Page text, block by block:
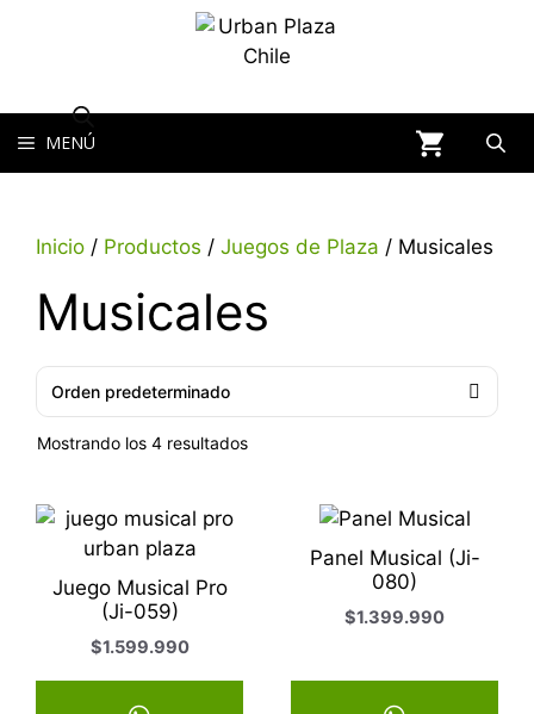
MENÚ
Inicio / Productos / Juegos de Plaza / Musicales
Musicales
Mostrando los 4 resultados
Juego Musical Pro
(Ji-059)
$1.599.990
Panel Musical (Ji-
080)
$1.399.990